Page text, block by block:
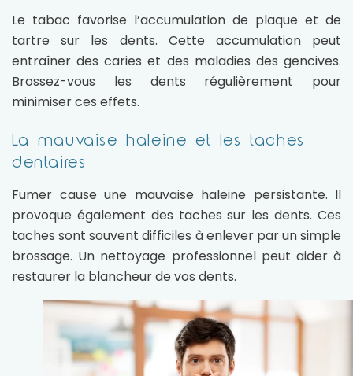
Le tabac favorise l’accumulation de plaque et de
tartre sur les dents. Cette accumulation peut
entraîner des caries et des maladies des gencives.
Brossez-vous les dents régulièrement pour
minimiser ces effets.
La mauvaise haleine et les taches
dentaires
Fumer cause une mauvaise haleine persistante. Il
provoque également des taches sur les dents. Ces
taches sont souvent difficiles à enlever par un simple
brossage. Un nettoyage professionnel peut aider à
restaurer la blancheur de vos dents.